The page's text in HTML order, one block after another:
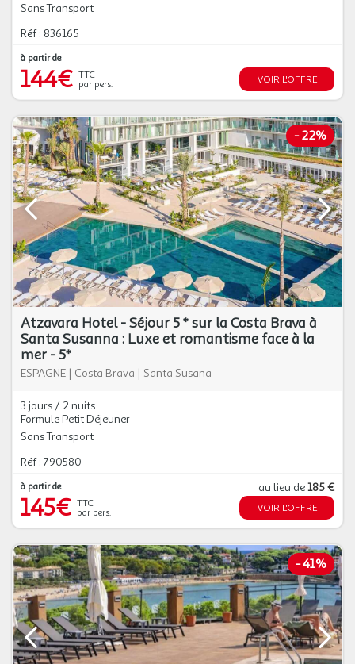
Sans Transport
Réf : 836165
à partir de
144€ TTC
par pers.
VOIR L'OFFRE
- 22%
Atzavara Hotel - Séjour 5 * sur la Costa Brava à
Santa Susanna : Luxe et romantisme face à la
mer - 5*
ESPAGNE | Costa Brava | Santa Susana
3 jours / 2 nuits
Formule Petit Déjeuner
Sans Transport
Réf : 790580
à partir de
145€ TTC
par pers.
au lieu de185 €
VOIR L'OFFRE
-41%